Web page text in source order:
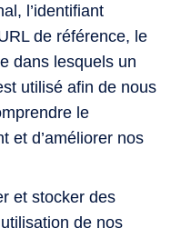
l’identifiant
de référence, le
dans lesquels un
utilisé afin de nous
le
et d’améliorer nos
et stocker des
de nos